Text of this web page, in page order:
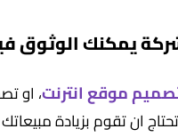
يمكنك الوثوق
موقع انترنت، او
تحتاج ان تقوم بزيادة